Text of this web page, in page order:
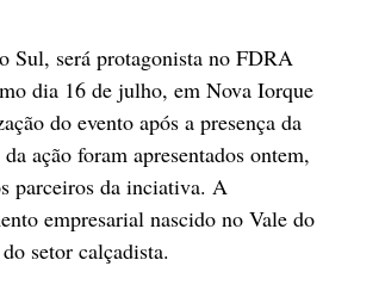
Sul, será protagonista no FDRA
dia 16 de julho, em Nova Iorque
do evento após a presença da
ação foram apresentados ontem,
parceiros da inciativa. A
empresarial nascido no Vale do
setor calçadista.